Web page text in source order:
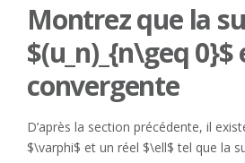
Montrez que la
$(u_n)_{n\geq 0}$
convergente
D’après la section précédente, il
$\varphi$ et un réel $\ell$ tel que la